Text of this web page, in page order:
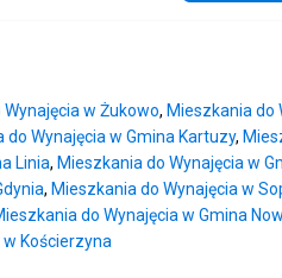
logistyki chłodniczej oraz
znajduje się przy
wojewódzkich nr 211, 224 i
połączenie z Trójmiastem,
trasami transportowymi
lokalizacja dla firm
w Żukowo, Mieszkania do
do Wynajęcia w Gmina Kartuzy,
Linia, Mieszkania do Wynajęcia w
, Mieszkania do Wynajęcia w
do Wynajęcia w Gmina
Kościerzyna